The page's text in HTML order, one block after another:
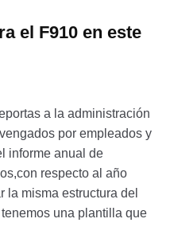
el F910 en este
a la administración
por empleados y
informe anual de
respecto al año
la misma estructura del
una plantilla que